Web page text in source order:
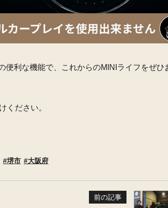
便利な機能で、これからのMINIライフをぜひ
ください。
堺市 大阪府
前の記事